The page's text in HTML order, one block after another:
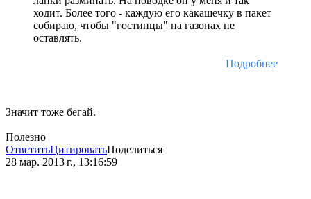
ходит. Более того - каждую его какашечку в пакет
собираю, чтобы "гостинцы" на газонах не
оставлять.
Подробнее
Значит тоже бегай.
Полезно
ОтветитьЦитироватьПоделиться
28 мар. 2013 г., 13:16:59